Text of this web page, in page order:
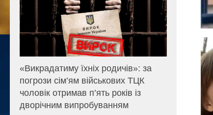
«Викрадатиму їхніх родичів»: за
погрози сім’ям військових ТЦК
чоловік отримав п’ять років із
дворічним випробуванням